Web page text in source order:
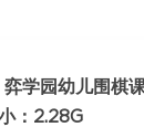
学园幼儿围棋
：2.28G